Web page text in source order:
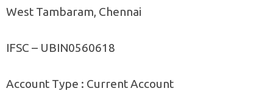
West Tambaram, Chennai
IFSC – UBIN0560618
Account Type : Current Account